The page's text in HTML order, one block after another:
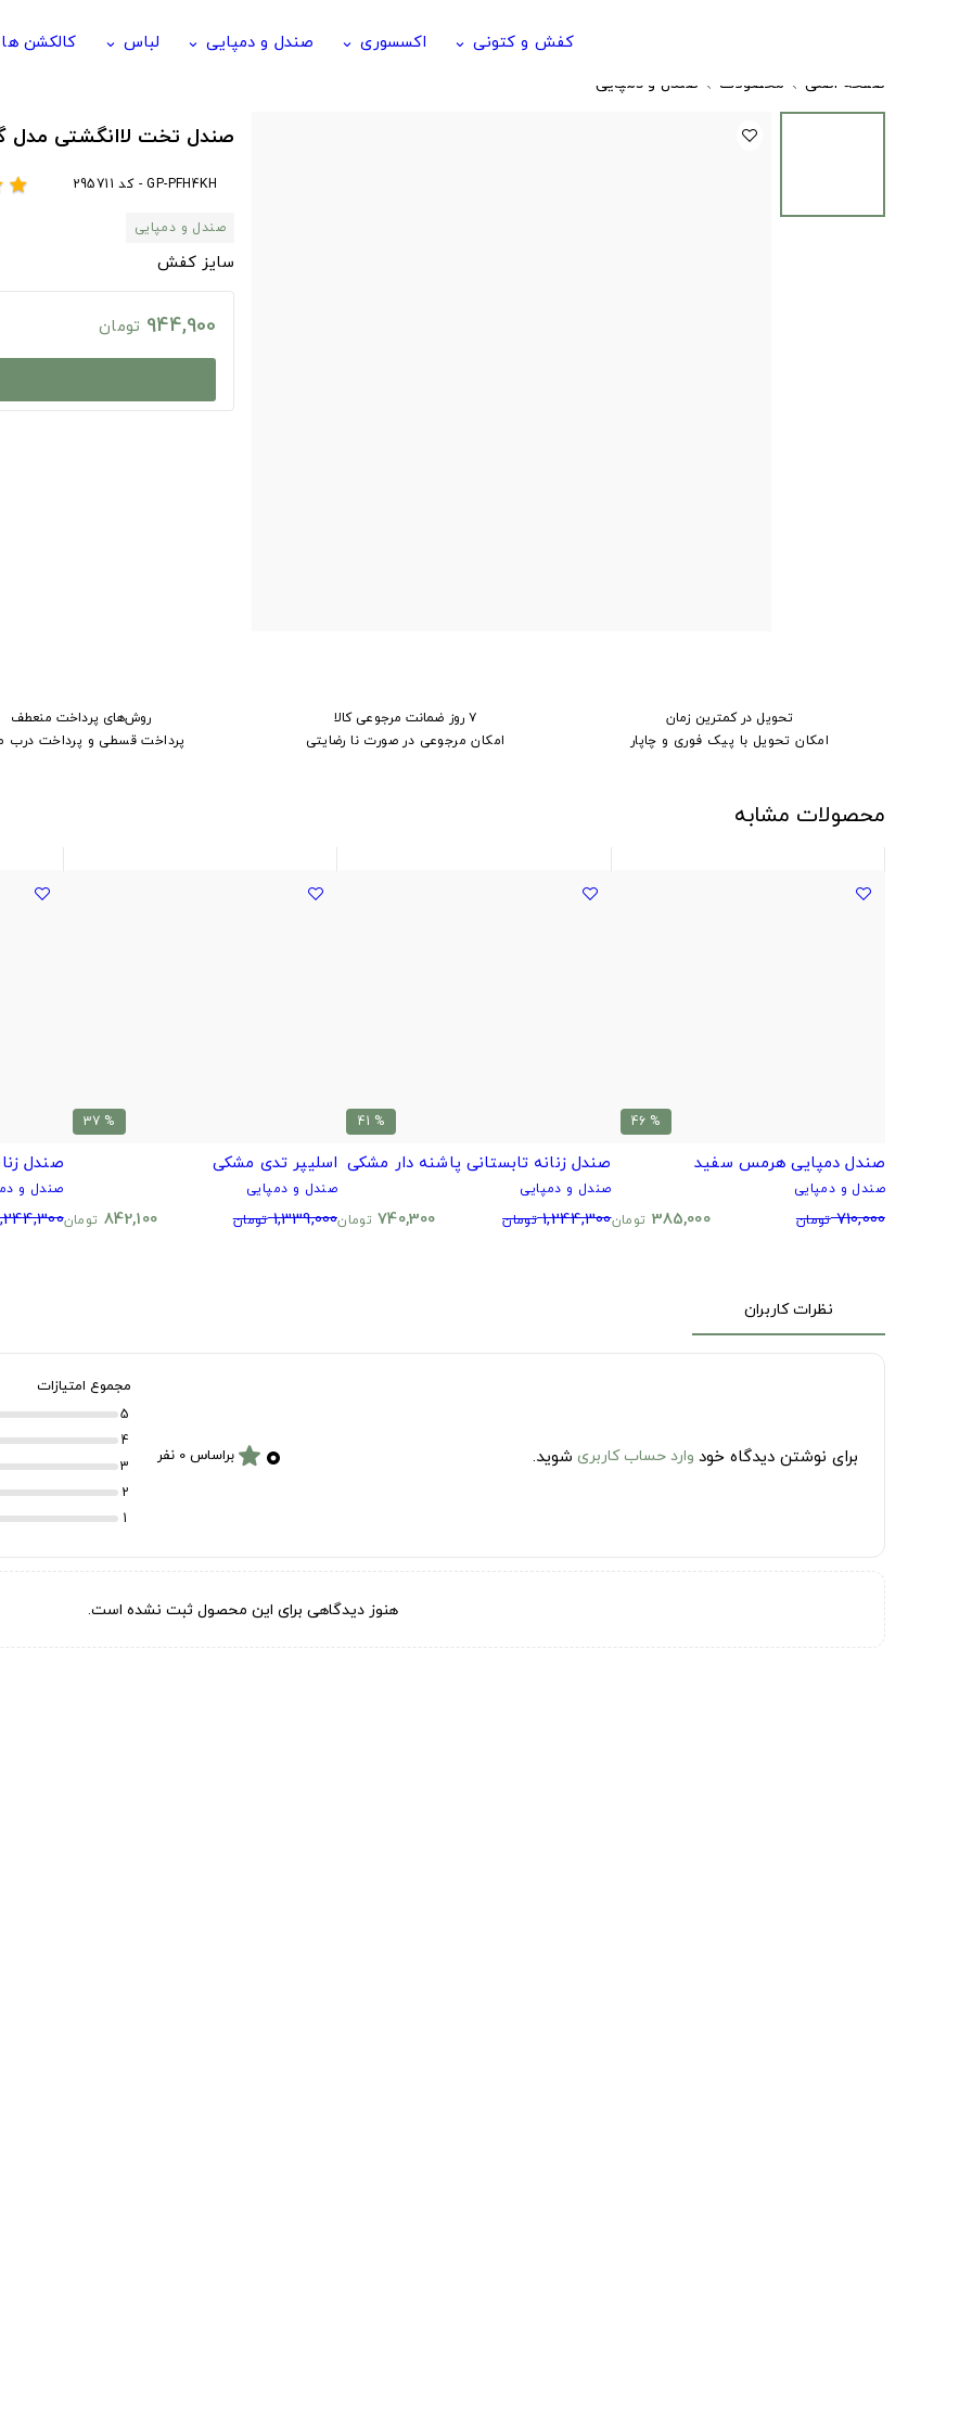
کفش و کتونی keyboard_arrow_down اکسسوری keyboard_arrow_down صندل و دمپایی keyboard_arrow_down لباس keyboard_arrow_down کالکشن ها
صفحه اصلی محصولات صندل و دمپایی
صندل تخت لاانگشتی مدل
GP-PFH4KH - کد 295711 star
صندل و دمپایی
سایز کفش
944,900 تومان
تحویل در کمترین زمان
امکان تحویل با پیک فوری و چاپار
۷ روز ضمانت مرجوعی کالا
امکان مرجوعی در صورت نا رضایتی
روش‌های پرداخت منعطف
پرداخت قسطی و پرداخت درب
محصولات مشابه
% 46
صندل دمپایی هرمس سفید
صندل و دمپایی
710,000 تومان 385,000 تومان
% 41
صندل زنانه تابستانی پاشنه دار مشکی
صندل و دمپایی
1,244,300 تومان 740,300 تومان
% 37
اسلیپر تدی مشکی
صندل و دمپایی
1,339,000 تومان 842,100 تومان
صندل
صندل و
نظرات کاربران
برای نوشتن دیدگاه خود وارد حساب کاربری شوید. ۰ starبراساس 0 نفر
مجموع امتیازات
5
4
3
2
1
هنوز دیدگاهی برای این محصول ثبت نشده است.